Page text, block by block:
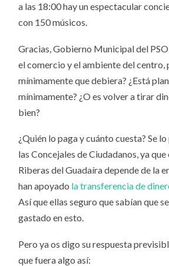
a las 18:00 hay un espectacular
con 150 músicos.
Gracias, Gobierno Municipal del
el comercio y el ambiente del centro,
mínimamente que debiera? ¿Está
mínimamente? ¿O es volver a tirar
bien?
¿Quién lo paga y cuánto cuesta? Se
las Concejales de Ciudadanos, ya
Riberas del Guadaíra depende de la
han apoyado la transferencia de
Así que ellas seguro que sabían que
gastado en esto.
Pero ya os digo su respuesta
que fuera algo así: